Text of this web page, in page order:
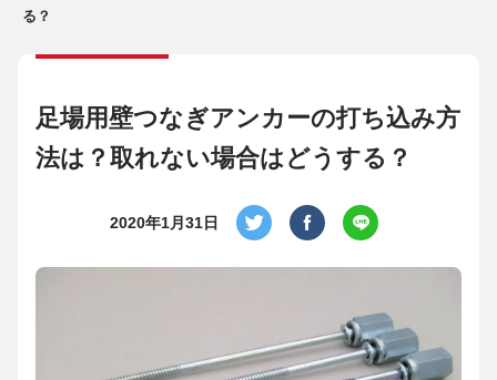
る？
足場用壁つなぎアンカーの打ち込み方
法は？取れない場合はどうする？
2020年1月31日